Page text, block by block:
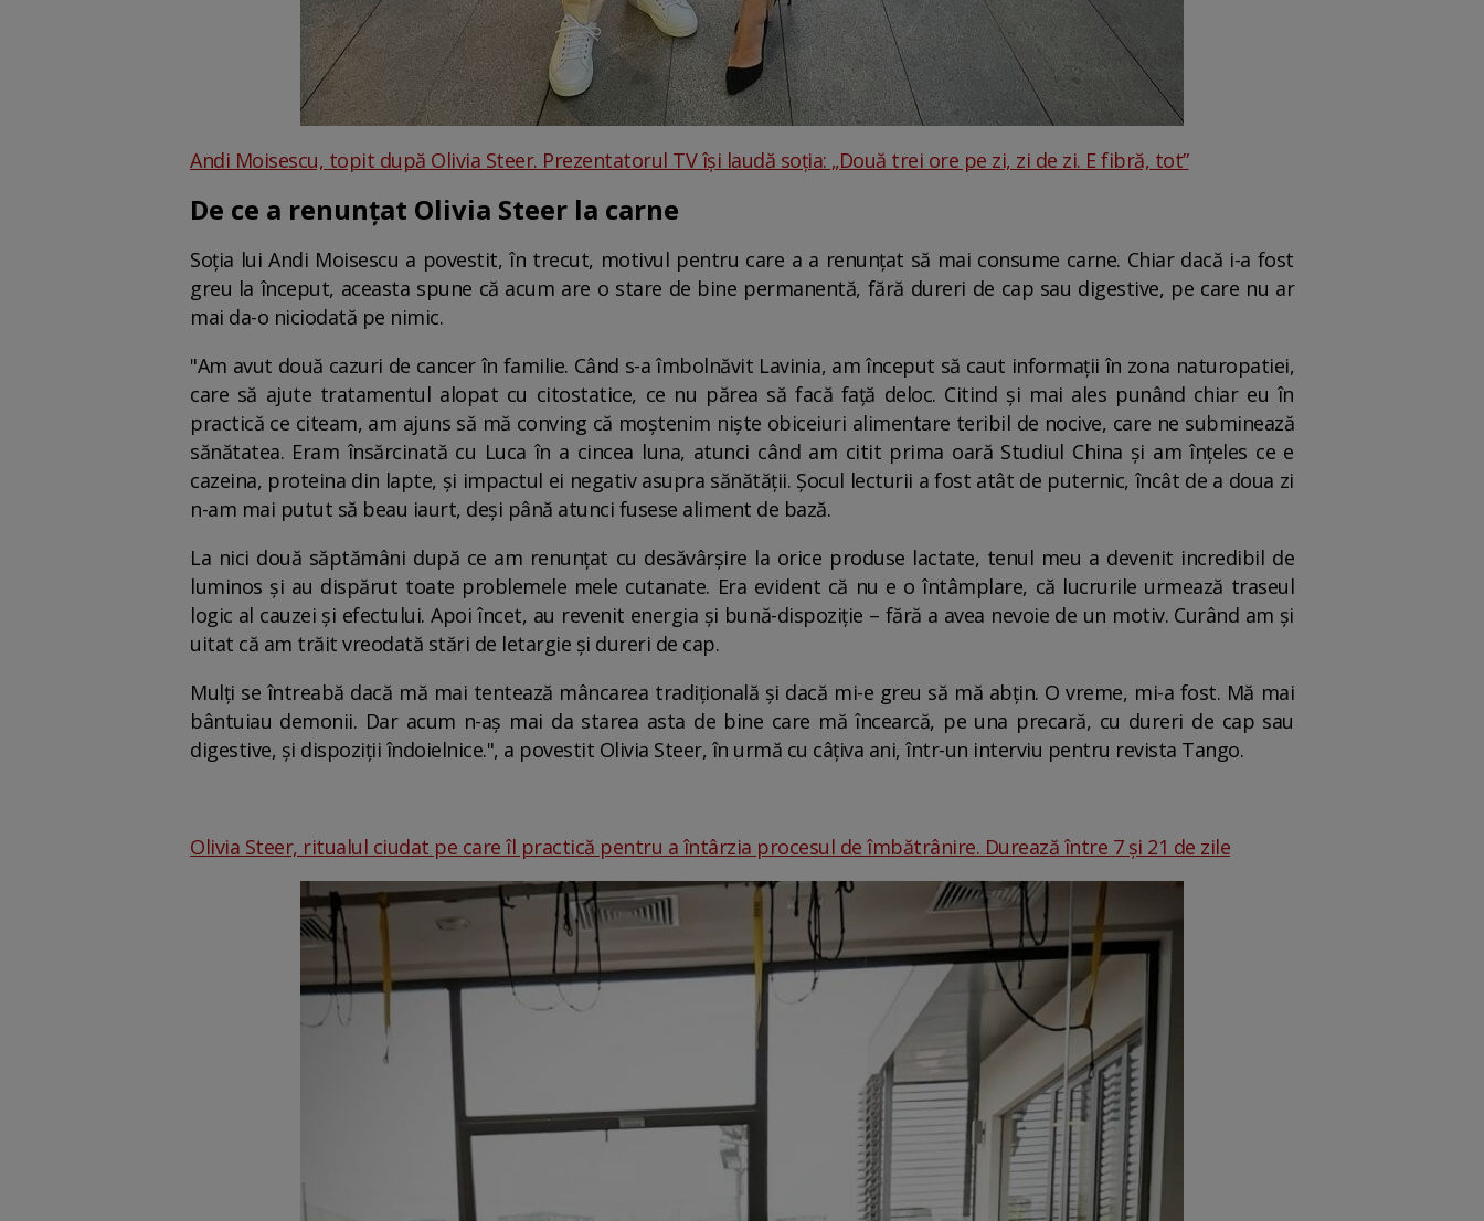
Andi Moisescu, topit după Olivia Steer. Prezentatorul TV își laudă soția: „Două trei ore pe zi, zi de zi. E fibră, tot”
De ce a renunțat Olivia Steer la carne
Soția lui Andi Moisescu a povestit, în trecut, motivul pentru care a a renunțat să mai consume carne. Chiar dacă i-a fost
greu la început, aceasta spune că acum are o stare de bine permanentă, fără dureri de cap sau digestive, pe care nu ar
mai da-o niciodată pe nimic.
"Am avut două cazuri de cancer în familie. Când s-a îmbolnăvit Lavinia, am început să caut informaţii în zona naturopatiei,
care să ajute tratamentul alopat cu citostatice, ce nu părea să facă faţă deloc. Citind şi mai ales punând chiar eu în
practică ce citeam, am ajuns să mă conving că moştenim nişte obiceiuri alimentare teribil de nocive, care ne subminează
sănătatea. Eram însărcinată cu Luca în a cincea luna, atunci când am citit prima oară Studiul China şi am înţeles ce e
cazeina, proteina din lapte, şi impactul ei negativ asupra sănătăţii. Şocul lecturii a fost atât de puternic, încât de a doua zi
n-am mai putut să beau iaurt, deşi până atunci fusese aliment de bază.
La nici două săptămâni după ce am renunţat cu desăvârşire la orice produse lactate, tenul meu a devenit incredibil de
luminos şi au dispărut toate problemele mele cutanate. Era evident că nu e o întâmplare, că lucrurile urmează traseul
logic al cauzei şi efectului. Apoi încet, au revenit energia şi bună-dispoziţie – fără a avea nevoie de un motiv. Curând am şi
uitat că am trăit vreodată stări de letargie şi dureri de cap.
Mulţi se întreabă dacă mă mai tentează mâncarea tradiţională şi dacă mi-e greu să mă abţin. O vreme, mi-a fost. Mă mai
bântuiau demonii. Dar acum n-aş mai da starea asta de bine care mă încearcă, pe una precară, cu dureri de cap sau
digestive, şi dispoziţii îndoielnice.", a povestit Olivia Steer, în urmă cu câțiva ani, într-un interviu pentru revista Tango.
Olivia Steer, ritualul ciudat pe care îl practică pentru a întârzia procesul de îmbătrânire. Durează între 7 și 21 de zile